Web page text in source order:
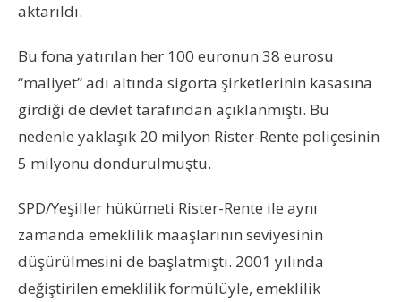
aktarıldı.
Bu fona yatırılan her 100 euronun 38 eurosu
“maliyet” adı altında sigorta şirketlerinin kasasına
girdiği de devlet tarafından açıklanmıştı. Bu
nedenle yaklaşık 20 milyon Rister-Rente poliçesinin
5 milyonu dondurulmuştu.
SPD/Yeşiller hükümeti Rister-Rente ile aynı
zamanda emeklilik maaşlarının seviyesinin
düşürülmesini de başlatmıştı. 2001 yılında
değiştirilen emeklilik formülüyle, emeklilik